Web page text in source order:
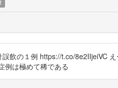
飲の１例 https://t.co/8e2IIjeiVC
例は極めて稀である